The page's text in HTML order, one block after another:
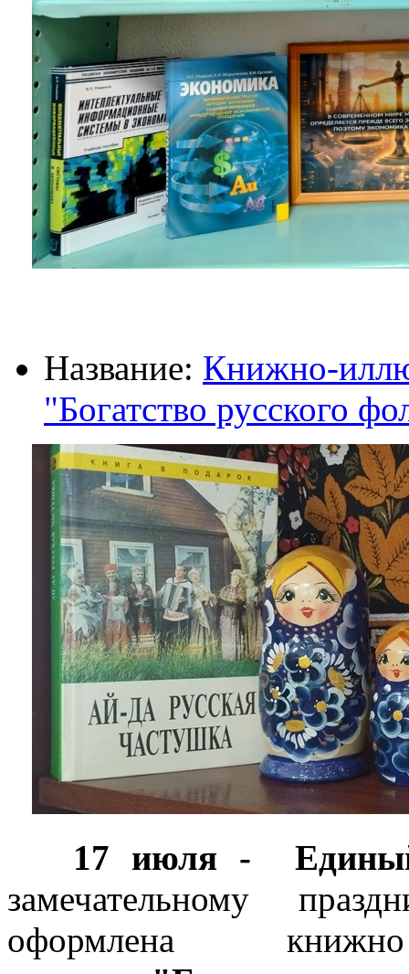
Название: Книжно-
"Богатство русского
17 июля -
замечательному
оформлена